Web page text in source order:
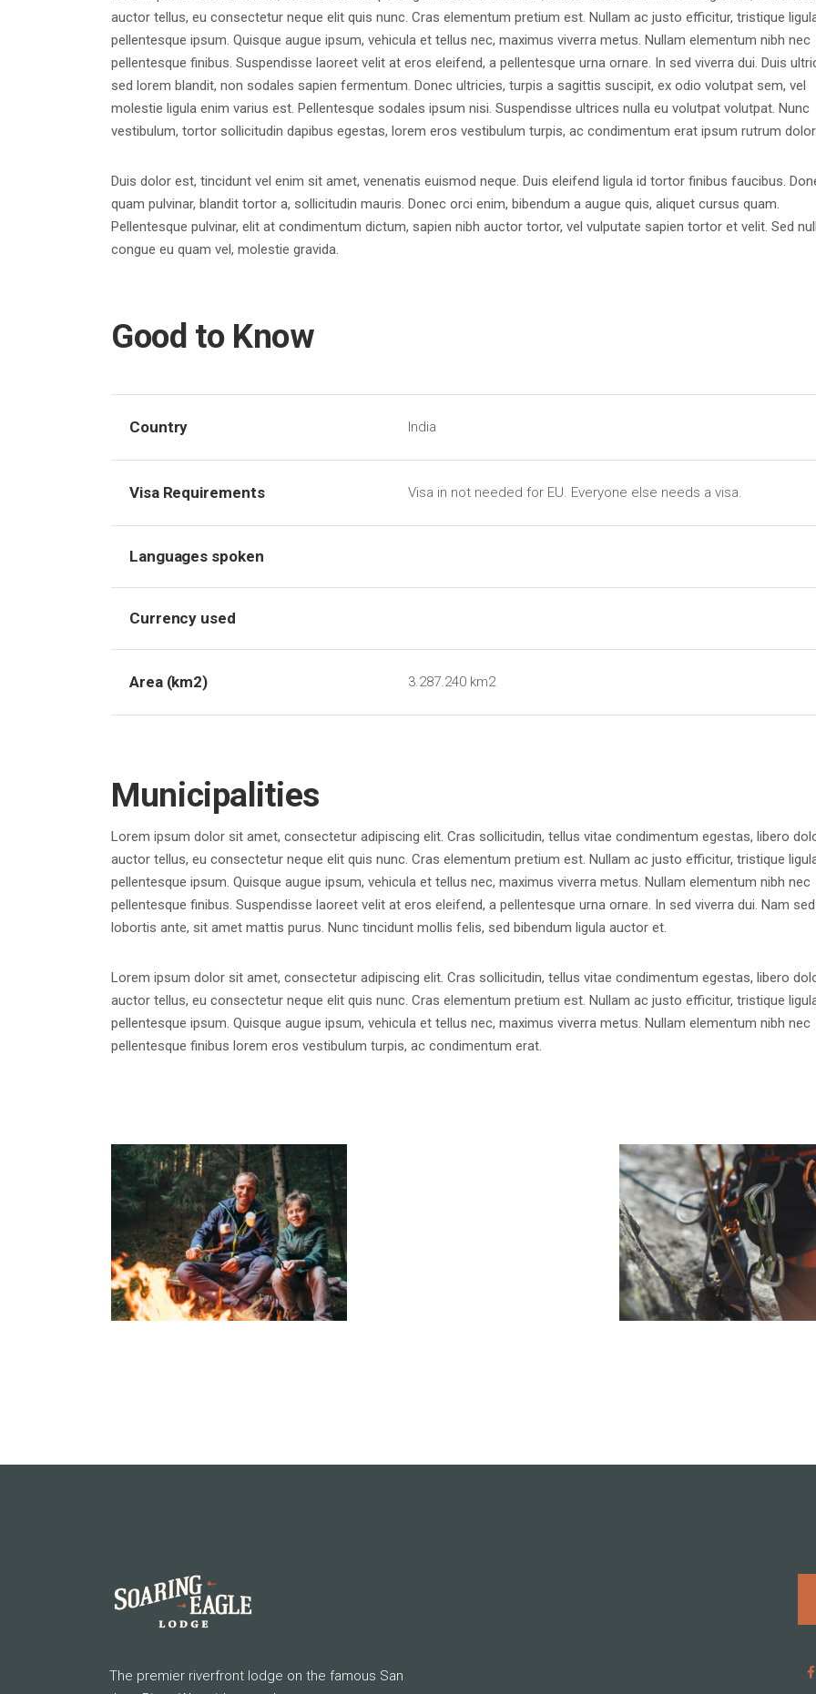
auctor tellus, eu consectetur neque elit quis nunc. Cras elementum pretium est. Nullam ac justo efficitur, tristique
pellentesque ipsum. Quisque augue ipsum, vehicula et tellus nec, maximus viverra metus. Nullam elementum nibh nec
pellentesque finibus. Suspendisse laoreet velit at eros eleifend, a pellentesque urna ornare. In sed viverra dui. Duis
sed lorem blandit, non sodales sapien fermentum. Donec ultricies, turpis a sagittis suscipit, ex odio volutpat sem, vel
molestie ligula enim varius est. Pellentesque sodales ipsum nisi. Suspendisse ultrices nulla eu volutpat volutpat. Nunc
vestibulum, tortor sollicitudin dapibus egestas, lorem eros vestibulum turpis, ac condimentum erat ipsum rutrum dolor.
Duis dolor est, tincidunt vel enim sit amet, venenatis euismod neque. Duis eleifend ligula id tortor finibus faucibus.
quam pulvinar, blandit tortor a, sollicitudin mauris. Donec orci enim, bibendum a augue quis, aliquet cursus quam.
Pellentesque pulvinar, elit at condimentum dictum, sapien nibh auctor tortor, vel vulputate sapien tortor et velit. Sed
congue eu quam vel, molestie gravida.
Good to Know
Country India
Visa Requirements Visa in not needed for EU. Everyone else needs a visa.
Languages spoken
Currency used
Area (km2) 3.287.240 km2
Municipalities
Lorem ipsum dolor sit amet, consectetur adipiscing elit. Cras sollicitudin, tellus vitae condimentum egestas, libero
auctor tellus, eu consectetur neque elit quis nunc. Cras elementum pretium est. Nullam ac justo efficitur, tristique
pellentesque ipsum. Quisque augue ipsum, vehicula et tellus nec, maximus viverra metus. Nullam elementum nibh nec
pellentesque finibus. Suspendisse laoreet velit at eros eleifend, a pellentesque urna ornare. In sed viverra dui. Nam sed
lobortis ante, sit amet mattis purus. Nunc tincidunt mollis felis, sed bibendum ligula auctor et.
Lorem ipsum dolor sit amet, consectetur adipiscing elit. Cras sollicitudin, tellus vitae condimentum egestas, libero
auctor tellus, eu consectetur neque elit quis nunc. Cras elementum pretium est. Nullam ac justo efficitur, tristique
pellentesque ipsum. Quisque augue ipsum, vehicula et tellus nec, maximus viverra metus. Nullam elementum nibh nec
pellentesque finibus lorem eros vestibulum turpis, ac condimentum erat.
The premier riverfront lodge on the famous San